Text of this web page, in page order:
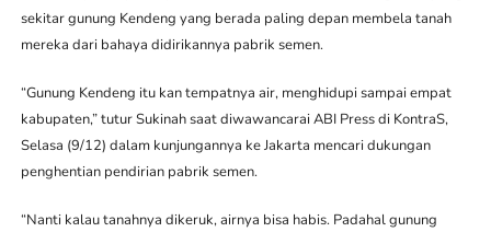
sekitar gunung Kendeng yang berada paling depan membela tanah
mereka dari bahaya didirikannya pabrik semen.
“Gunung Kendeng itu kan tempatnya air, menghidupi sampai empat
kabupaten,” tutur Sukinah saat diwawancarai ABI Press di KontraS,
Selasa (9/12) dalam kunjungannya ke Jakarta mencari dukungan
penghentian pendirian pabrik semen.
“Nanti kalau tanahnya dikeruk, airnya bisa habis. Padahal gunung